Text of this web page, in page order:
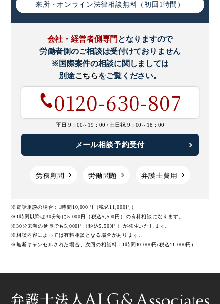
来所・オンライン法律相談無料（初回1時間）
会社・経営者側専門 となりますので
労働者側のご相談は受付けておりません
※国際案件の相談に関しましては
別途こちらをご覧ください。
0120-630-807
平日 9：00～19：00 / 土日祝 9：00～18：00
メール相談予約受付
労務顧問 労働問題 弁護士費用
※電話相談の場合：1時間10,000円（税込11,000円）
※1時間以降は30分毎に5,000円（税込5,500円）の有料相談になります。
※30分未満の延長でも5,000円（税込5,500円）が発生いたします。
※相談内容によっては有料相談となる場合があります。
※無断キャンセルされた場合、次回の相談料：1時間10,000円(税込11,000円)